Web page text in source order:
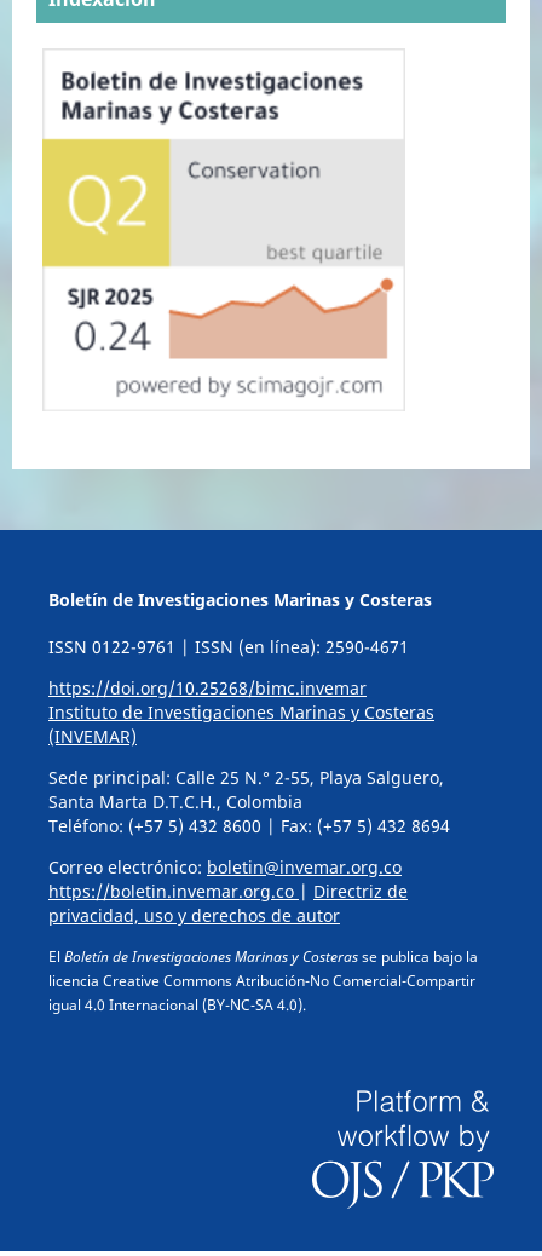
Boletín de Investigaciones Marinas y Costeras
ISSN 0122-9761 | ISSN (en línea): 2590-4671
https://doi.org/10.25268/bimc.invemar
Instituto de Investigaciones Marinas y Costeras
(INVEMAR)
Sede principal: Calle 25 N.° 2-55, Playa Salguero,
Santa Marta D.T.C.H., Colombia
Teléfono: (+57 5) 432 8600 | Fax: (+57 5) 432 8694
Correo electrónico: boletin@invemar.org.co
https://boletin.invemar.org.co | Directriz de
privacidad, uso y derechos de autor
El Boletín de Investigaciones Marinas y Costerasse publica bajo la
licencia Creative Commons Atribución-No Comercial-Compartir
igual 4.0 Internacional (BY-NC-SA 4.0).